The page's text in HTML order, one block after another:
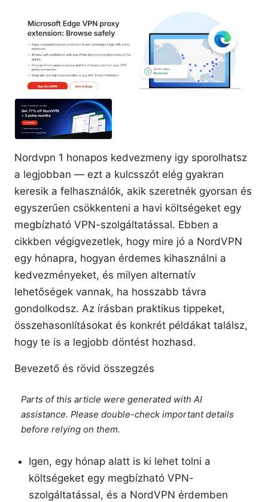
Nordvpn 1 honapos kedvezmeny igy sporolhatsz
a legjobban — ezt a kulcsszót elég gyakran
keresik a felhasználók, akik szeretnék gyorsan és
egyszerűen csökkenteni a havi költségeket egy
megbízható VPN-szolgáltatással. Ebben a
cikkben végigvezetlek, hogy mire jó a NordVPN
egy hónapra, hogyan érdemes kihasználni a
kedvezményeket, és milyen alternatív
lehetőségek vannak, ha hosszabb távra
gondolkodsz. Az írásban praktikus tippeket,
összehasonlításokat és konkrét példákat találsz,
hogy te is a legjobb döntést hozhasd.
Bevezető és rövid összegzés
Parts of this article were generated with AI
assistance. Please double-check important details
before relying on them.
Igen, egy hónap alatt is ki lehet tolni a
költségeket egy megbízható VPN-
szolgáltatással, és a NordVPN érdemben